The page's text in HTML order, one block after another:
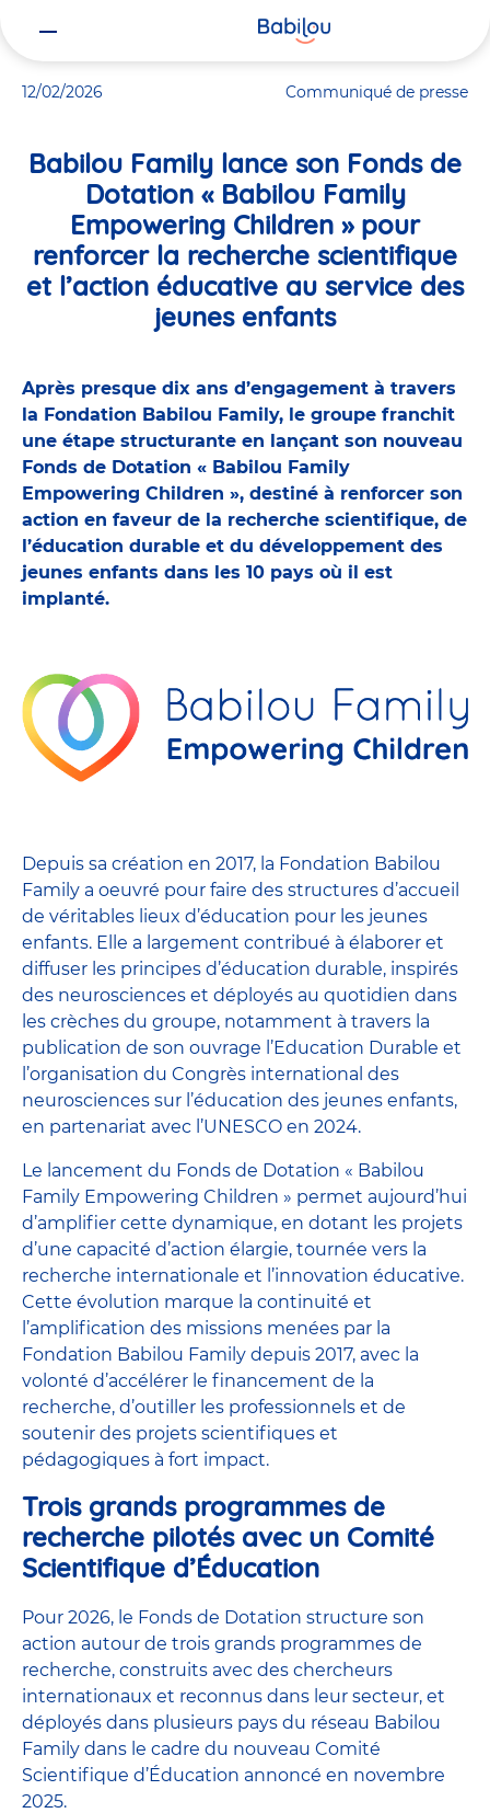
12/02/2026 Communiqué de presse
Babilou Family lance son Fonds de
Dotation « Babilou Family
Empowering Children » pour
renforcer la recherche scientifique
et l’action éducative au service des
jeunes enfants
Après presque dix ans d’engagement à travers
la Fondation Babilou Family, le groupe franchit
une étape structurante en lançant son nouveau
Fonds de Dotation « Babilou Family
Empowering Children », destiné à renforcer son
action en faveur de la recherche scientifique, de
l’éducation durable et du développement des
jeunes enfants dans les 10 pays où il est
implanté.
Depuis sa création en 2017, la Fondation Babilou
Family a oeuvré pour faire des structures d’accueil
de véritables lieux d’éducation pour les jeunes
enfants. Elle a largement contribué à élaborer et
diffuser les principes d’éducation durable, inspirés
des neurosciences et déployés au quotidien dans
les crèches du groupe, notamment à travers la
publication de son ouvrage l’Education Durable et
l’organisation du Congrès international des
neurosciences sur l’éducation des jeunes enfants,
en partenariat avec l’UNESCO en 2024.
Le lancement du Fonds de Dotation « Babilou
Family Empowering Children » permet aujourd’hui
d’amplifier cette dynamique, en dotant les projets
d’une capacité d’action élargie, tournée vers la
recherche internationale et l’innovation éducative.
Cette évolution marque la continuité et
l’amplification des missions menées par la
Fondation Babilou Family depuis 2017, avec la
volonté d’accélérer le financement de la
recherche, d’outiller les professionnels et de
soutenir des projets scientifiques et
pédagogiques à fort impact.
Trois grands programmes de
recherche pilotés avec un Comité
Scientifique d’Éducation
Pour 2026, le Fonds de Dotation structure son
action autour de trois grands programmes de
recherche, construits avec des chercheurs
internationaux et reconnus dans leur secteur, et
déployés dans plusieurs pays du réseau Babilou
Family dans le cadre du nouveau Comité
Scientifique d’Éducation annoncé en novembre
2025.